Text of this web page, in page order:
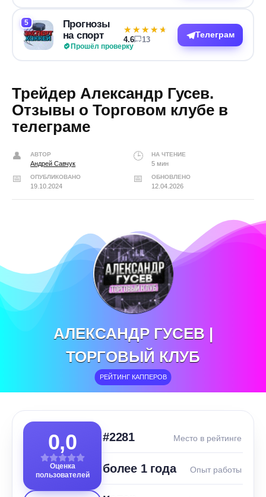
5
Прогнозы
на спорт
Прошёл проверку
★★★★★
★★★★★
4.6 13
Телеграм
Трейдер Александр Гусев.
Отзывы о Торговом клубе в
телеграме
АВТОР
Андрей Савчук
НА ЧТЕНИЕ
5 мин
ОПУБЛИКОВАНО
19.10.2024
ОБНОВЛЕНО
12.04.2026
АЛЕКСАНДР ГУСЕВ |
ТОРГОВЫЙ КЛУБ
РЕЙТИНГ КАППЕРОВ
0,0
Оценка
пользователей
#2281 Место в рейтинге
более 1 года Опыт работы